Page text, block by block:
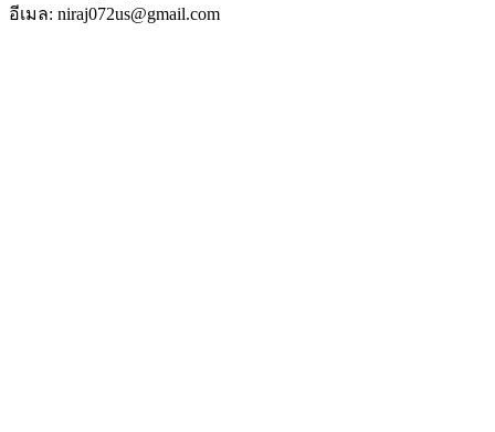
อีเมล: niraj072us@gmail.com